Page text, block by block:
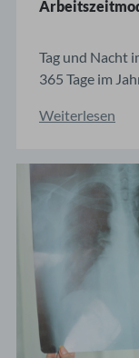
Tag und Nacht
365 Tage im
besetzt sein:
Dienstzeiten
sich auf ...
Weiterlesen